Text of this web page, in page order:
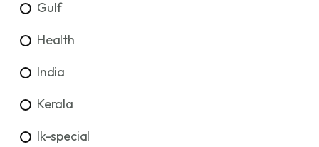
Gulf
Health
India
Kerala
lk-special